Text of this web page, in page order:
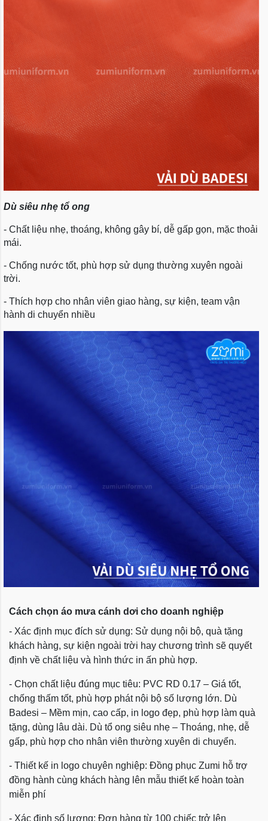
Dù siêu nhẹ tổ ong
- Chất liệu nhẹ, thoáng, không gây bí, dễ gấp gọn, mặc thoải
mái.
- Chống nước tốt, phù hợp sử dụng thường xuyên ngoài
trời.
- Thích hợp cho nhân viên giao hàng, sự kiện, team vận
hành di chuyển nhiều
Cách chọn áo mưa cánh dơi cho doanh nghiệp
- Xác định mục đích sử dụng: Sử dụng nội bộ, quà tặng
khách hàng, sự kiện ngoài trời hay chương trình sẽ quyết
định về chất liệu và hình thức in ấn phù hợp.
- Chọn chất liệu đúng mục tiêu: PVC RD 0.17 – Giá tốt,
chống thấm tốt, phù hợp phát nội bộ số lượng lớn. Dù
Badesi – Mềm mịn, cao cấp, in logo đẹp, phù hợp làm quà
tặng, dùng lâu dài. Dù tổ ong siêu nhẹ – Thoáng, nhẹ, dễ
gấp, phù hợp cho nhân viên thường xuyên di chuyển.
- Thiết kế in logo chuyên nghiệp: Đồng phục Zumi hỗ trợ
đồng hành cùng khách hàng lên mẫu thiết kế hoàn toàn
miễn phí
- Xác định số lượng: Đơn hàng từ 100 chiếc trở lên